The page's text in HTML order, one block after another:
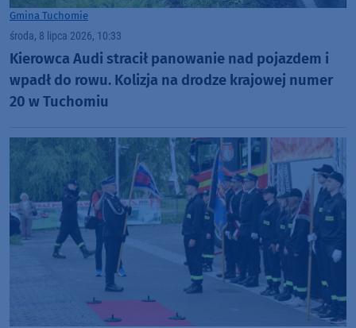
Gmina Tuchomie
środa, 8 lipca 2026, 10:33
Kierowca Audi stracił panowanie nad pojazdem i
wpadł do rowu. Kolizja na drodze krajowej numer
20 w Tuchomiu